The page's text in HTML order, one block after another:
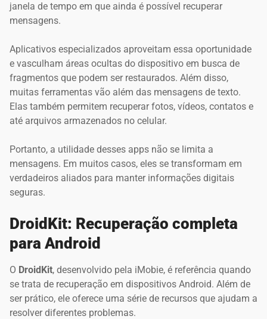
janela de tempo em que ainda é possível recuperar
mensagens.
Aplicativos especializados aproveitam essa oportunidade
e vasculham áreas ocultas do dispositivo em busca de
fragmentos que podem ser restaurados. Além disso,
muitas ferramentas vão além das mensagens de texto.
Elas também permitem recuperar fotos, vídeos, contatos e
até arquivos armazenados no celular.
Portanto, a utilidade desses apps não se limita a
mensagens. Em muitos casos, eles se transformam em
verdadeiros aliados para manter informações digitais
seguras.
DroidKit: Recuperação completa
para Android
O DroidKit, desenvolvido pela iMobie, é referência quando
se trata de recuperação em dispositivos Android. Além de
ser prático, ele oferece uma série de recursos que ajudam a
resolver diferentes problemas.